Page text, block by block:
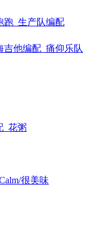
跑_生产队编配
他编配_痛仰乐队
_花粥
很美味